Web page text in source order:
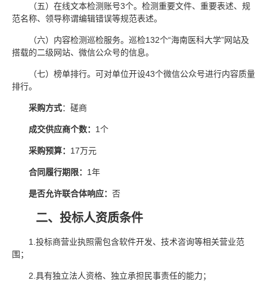
（五）在线文本检测账号3个。检测重要文件、重要表述、规
范名称、领导称谓编辑错误等规范表述。
（六）内容检测巡检服务。巡检132个“海南医科大学”网站及
搭载的二级网站、微信公众号的信息。
（七）榜单排行。可对单位开设43个微信公众号进行内容质量
排行。
采购方式：磋商
成交供应商个数： 1个
采购预算： 17万元
合同履行期限： 1年
是否允许联合体响应： 否
二、投标人资质条件
1.投标商营业执照需包含软件开发、技术咨询等相关营业范
围；
2.具有独立法人资格、独立承担民事责任的能力；